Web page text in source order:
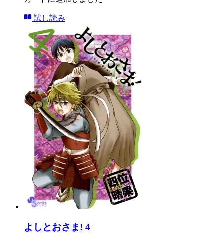
試し読み
よしとおさま! 4